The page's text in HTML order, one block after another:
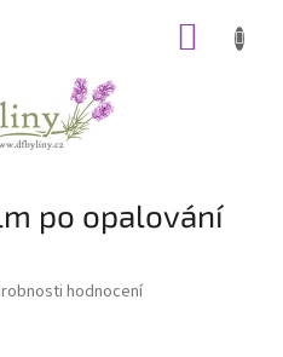
po opalování
hodnocení